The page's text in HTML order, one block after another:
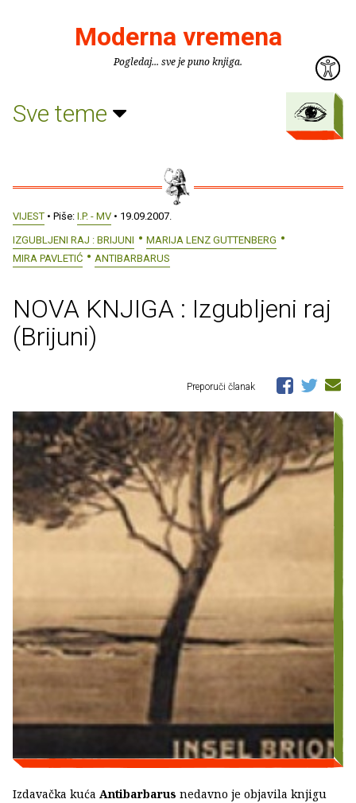
Moderna vremena
Pogledaj... sve je puno knjiga.
Sve teme
VIJEST • Piše: I.P. - MV • 19.09.2007.
IZGUBLJENI RAJ : BRIJUNI
MARIJA LENZ GUTTENBERG
MIRA PAVLETIĆ
ANTIBARBARUS
NOVA KNJIGA : Izgubljeni raj
(Brijuni)
Preporuči članak
Izdavačka kuća Antibarbarus nedavno je objavila knjigu